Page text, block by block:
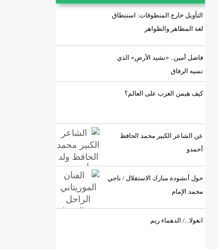
التأويل خارج المنطوقات: استنطاق
لغة المظاهر والظواهر
فاضل أمين.. «نشيد الأرض» الذي
نسيه الرفاق
كيف هيمن الغرب على العالم؟
عن الشاعر الكبير محمد الحافظ
أحمدو
حول أنشودة مبارك الاستقلال / ناجي
محمد الإمام
انغولا.../ الدهماء ريم